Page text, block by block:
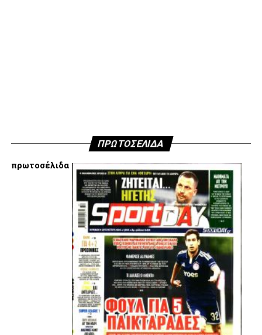
Facebook
Twitter
EmailPinterest
WhatsApp
LinkedIn
Telegram
ΠΡΩΤΟΣΕΛΙΔΑ
πρωτοσέλιδα